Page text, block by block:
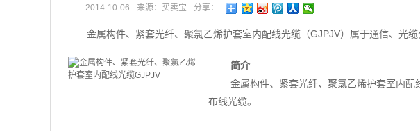
2014-10-06 来源：买卖宝 分享：
金属构件、紧套光纤、聚氯乙烯护套室内配线光缆（GJPJV）属于通信、光缆
简介
金属构件、紧套光纤、聚氯乙烯护套室内
布线光缆。